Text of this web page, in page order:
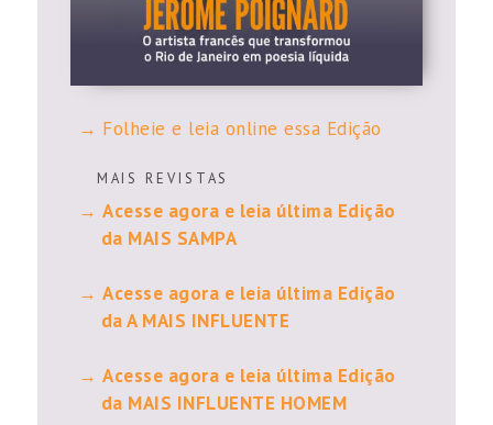
Folheie e leia online essa Edição
M A I S R E V I S T A S
Acesse agora e leia última Edição
da MAIS SAMPA
Acesse agora e leia última Edição
da A MAIS INFLUENTE
Acesse agora e leia última Edição
da MAIS INFLUENTE HOMEM